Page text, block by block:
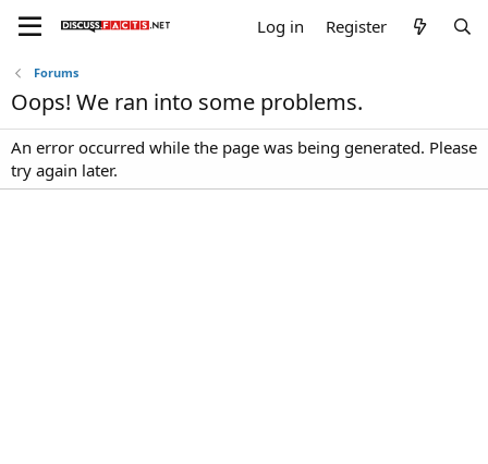
Log in Register
Forums
Oops! We ran into some problems.
An error occurred while the page was being generated. Please
try again later.